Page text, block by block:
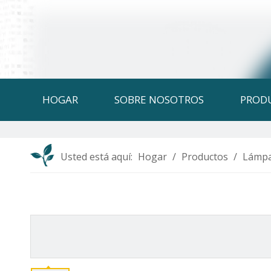
HOGAR SOBRE NOSOTROS
Usted está aquí: Hogar / Productos /